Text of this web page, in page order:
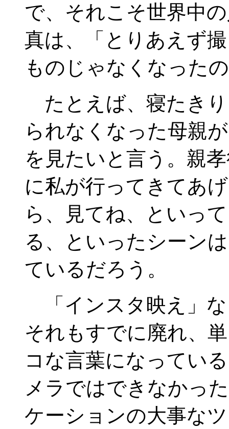
で、それこそ世界中
真は、「とりあえず
ものじゃなくなった
たとえば、寝たき
られなくなった母親
を見たいと言う。親
に私が行ってきてあ
ら、見てね、といっ
る、といったシーン
ているだろう。
「インスタ映え」
それもすでに廃れ、
コな言葉になってい
メラではできなかっ
ケーションの大事な